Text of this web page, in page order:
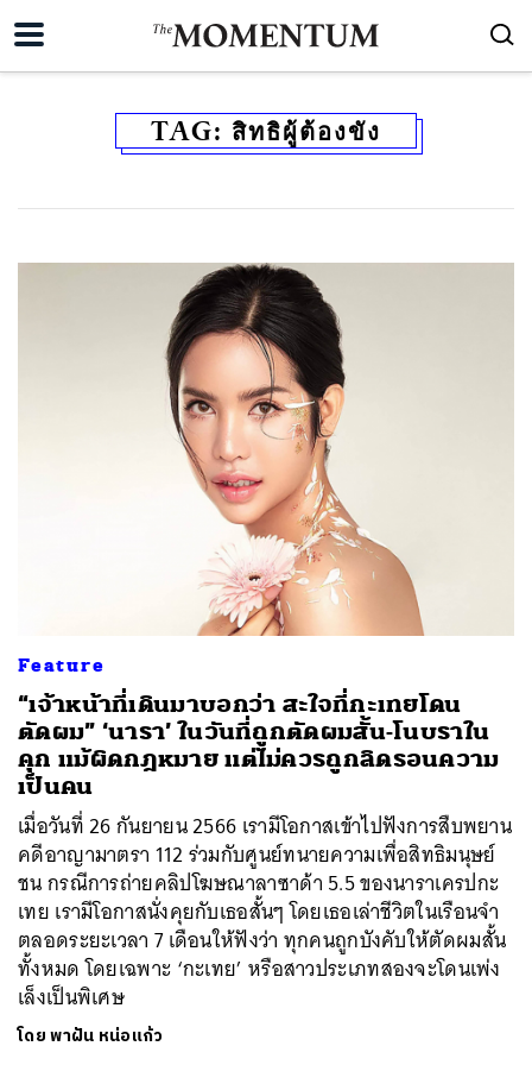
TAG: สิทธิผู้ต้องขัง
Feature
“เจ้าหน้าที่เดินมาบอกว่า สะใจที่กะเทยโดน
ตัดผม” ‘นารา’ ในวันที่ถูกตัดผมสั้น-โนบราใน
คุก แม้ผิดกฎหมาย แต่ไม่ควรถูกลิดรอนความ
เป็นคน
เมื่อวันที่ 26 กันยายน 2566 เรามีโอกาสเข้าไปฟังการสืบพยาน
คดีอาญามาตรา 112 ร่วมกับศูนย์ทนายความเพื่อสิทธิมนุษย์
ชน กรณีการถ่ายคลิปโฆษณาลาซาด้า 5.5 ของนาราเครปกะ
เทย เรามีโอกาสนั่งคุยกับเธอสั้นๆ โดยเธอเล่าชีวิตในเรือนจำ
ตลอดระยะเวลา 7 เดือนให้ฟังว่า ทุกคนถูกบังคับให้ตัดผมสั้น
ทั้งหมด โดยเฉพาะ ‘กะเทย’ หรือสาวประเภทสองจะโดนเพ่ง
เล็งเป็นพิเศษ
โดยพาฝัน หน่อแก้ว
SHARE TWEET LINE EMAIL